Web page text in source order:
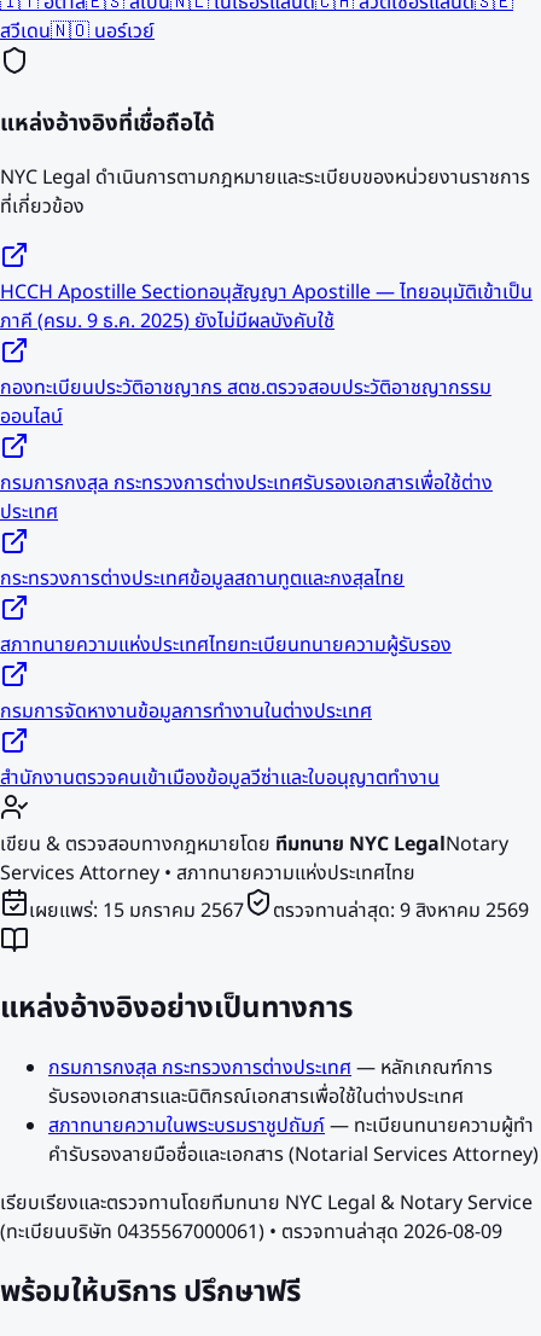
สวีเดน🇳🇴นอร์เวย์
แหล่งอ้างอิงที่เชื่อถือได้
NYC Legal ดำเนินการตามกฎหมายและระเบียบของหน่วยงานราชการ
ที่เกี่ยวข้อง
HCCH Apostille Sectionอนุสัญญา Apostille — ไทยอนุมัติเข้าเป็น
ภาคี (ครม. 9 ธ.ค. 2025) ยังไม่มีผลบังคับใช้
กองทะเบียนประวัติอาชญากร สตช.ตรวจสอบประวัติอาชญากรรม
ออนไลน์
กรมการกงสุล กระทรวงการต่างประเทศรับรองเอกสารเพื่อใช้ต่าง
ประเทศ
กระทรวงการต่างประเทศข้อมูลสถานทูตและกงสุลไทย
สภาทนายความแห่งประเทศไทยทะเบียนทนายความผู้รับรอง
กรมการจัดหางานข้อมูลการทำงานในต่างประเทศ
สำนักงานตรวจคนเข้าเมืองข้อมูลวีซ่าและใบอนุญาตทำงาน
เขียน & ตรวจสอบทางกฎหมายโดย ทีมทนาย NYC LegalNotary
Services Attorney • สภาทนายความแห่งประเทศไทย
เผยแพร่: 15 มกราคม 2567 ตรวจทานล่าสุด: 9 สิงหาคม 2569
แหล่งอ้างอิงอย่างเป็นทางการ
กรมการกงสุล กระทรวงการต่างประเทศ— หลักเกณฑ์การ
รับรองเอกสารและนิติกรณ์เอกสารเพื่อใช้ในต่างประเทศ
สภาทนายความในพระบรมราชูปถัมภ์— ทะเบียนทนายความผู้ทำ
คำรับรองลายมือชื่อและเอกสาร (Notarial Services Attorney)
เรียบเรียงและตรวจทานโดยทีมทนาย NYC Legal & Notary Service
(ทะเบียนบริษัท 0435567000061) • ตรวจทานล่าสุด 2026-08-09
พร้อมให้บริการปรึกษาฟรี